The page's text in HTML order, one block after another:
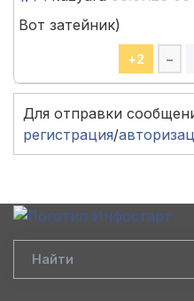
Вот затейник)
+2 –
Для отправки
регистрация/